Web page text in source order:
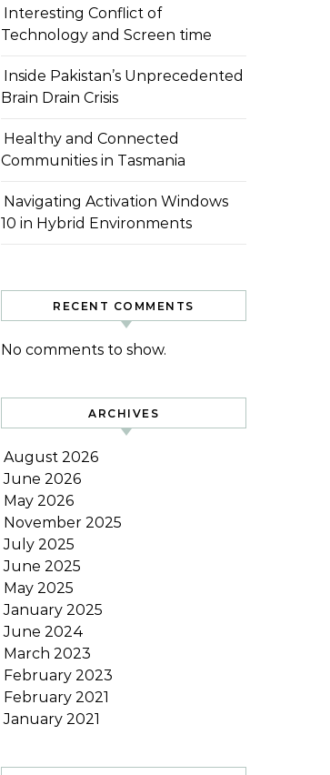
Interesting Conflict of
Technology and Screen time
Inside Pakistan’s Unprecedented
Brain Drain Crisis
Healthy and Connected
Communities in Tasmania
Navigating Activation Windows
10 in Hybrid Environments
RECENT COMMENTS
No comments to show.
ARCHIVES
August 2026
June 2026
May 2026
November 2025
July 2025
June 2025
May 2025
January 2025
June 2024
March 2023
February 2023
February 2021
January 2021